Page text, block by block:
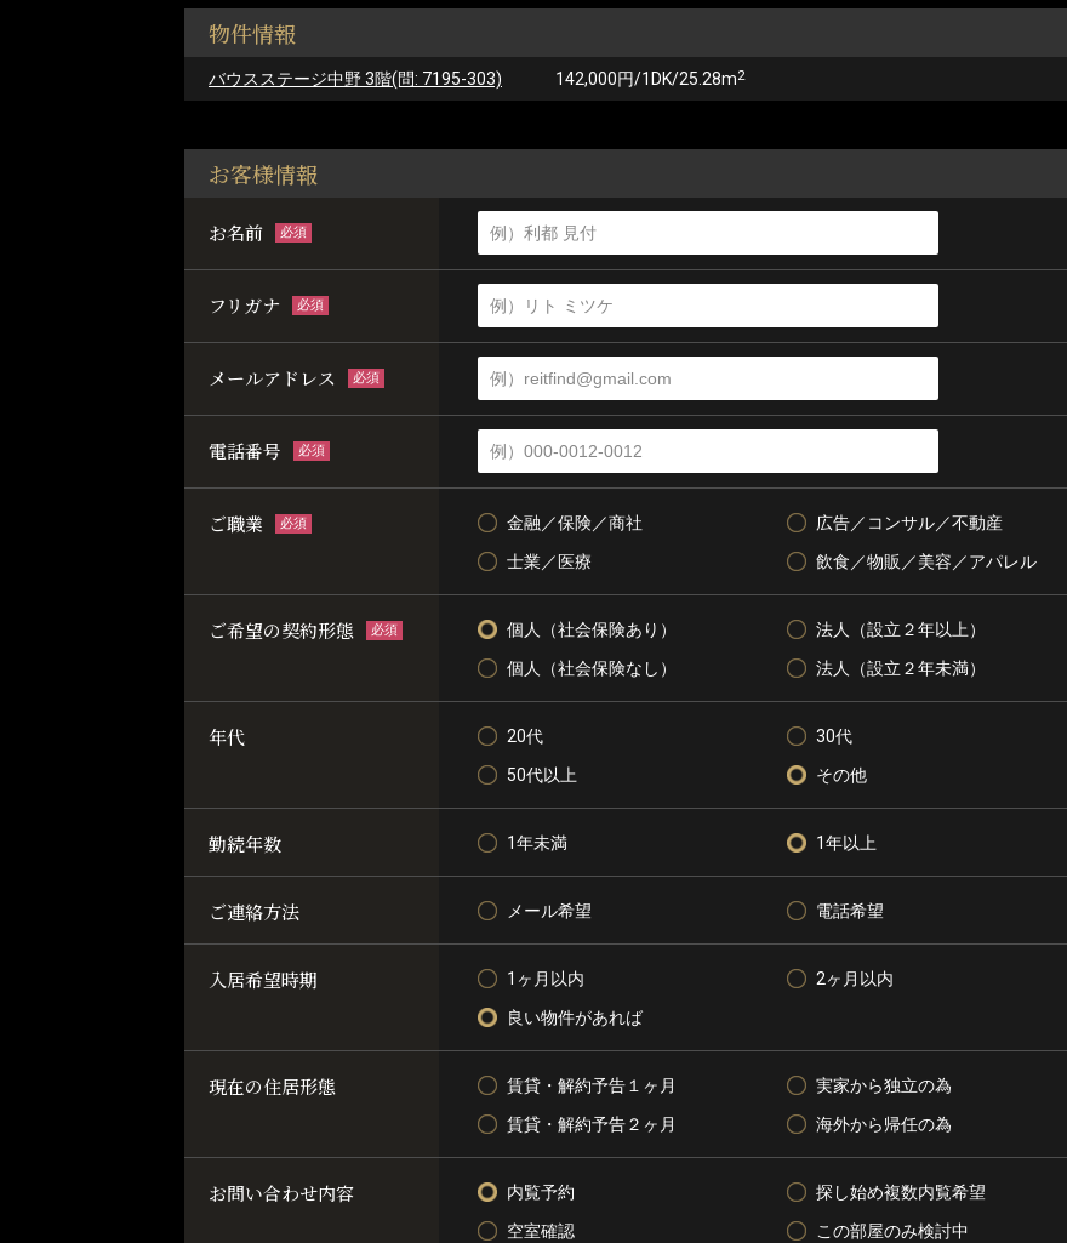
物件情報
バウスステージ中野 3階(問: 7195-303) 142,000円/1DK/25.28m2
お客様情報
お名前 必須
フリガナ 必須
メールアドレス 必須
電話番号 必須
ご職業 必須 金融／保険／商社 広告／コンサル／不動産
士業／医療
飲食／物販／美容／アパレル
ご希望の契約形態 必須 個人（社会保険あり） 法人（設立２年以上）
個人（社会保険なし）
法人（設立２年未満）
年代 20代 30代
50代以上
その他
勤続年数 1年未満 1年以上
ご連絡方法 メール希望 電話希望
入居希望時期 1ヶ月以内 2ヶ月以内
良い物件があれば
現在の住居形態 賃貸・解約予告１ヶ月 実家から独立の為
賃貸・解約予告２ヶ月
海外から帰任の為
お問い合わせ内容 内覧予約 探し始め複数内覧希望
空室確認
この部屋のみ検討中